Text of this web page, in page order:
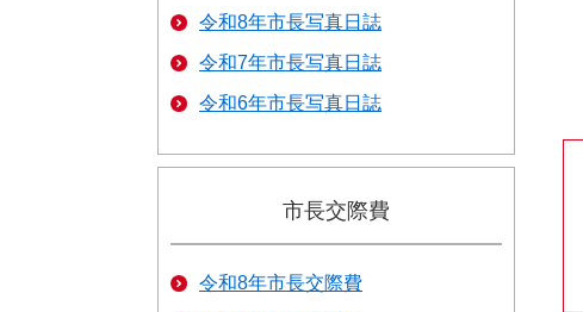
令和8年市長写真日誌
令和7年市長写真日誌
令和6年市長写真日誌
市長交際費
令和8年市長交際費